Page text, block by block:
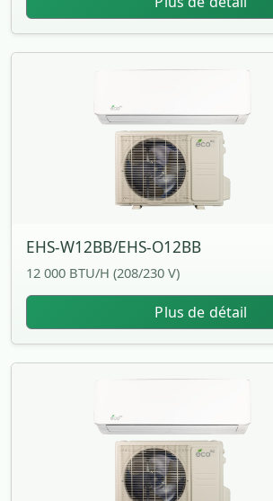
EHS-W12BB/EHS-O12BB
12 000 BTU/H (208/230 V)
Plus de détail